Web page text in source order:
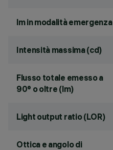
lm in modalità emergenza
Intensità massima (cd)
Flusso totale emesso a
90° o oltre (lm)
Light output ratio (LOR)
Ottica e angolo di